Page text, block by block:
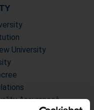
University
Assuranceà